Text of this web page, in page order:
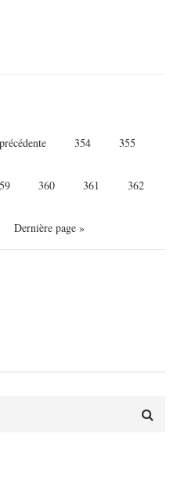
Page
354 Page
355
Page
360 Page
361 Page
362
Dernière
Dernière page »